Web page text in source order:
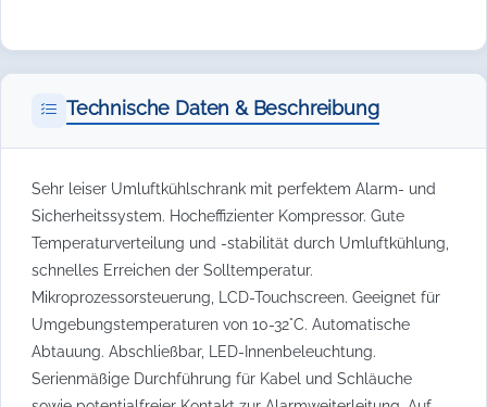
Technische Daten & Beschreibung
Sehr leiser Umluftkühlschrank mit perfektem Alarm- und
Sicherheitssystem. Hocheffizienter Kompressor. Gute
Temperaturverteilung und -stabilität durch Umluftkühlung,
schnelles Erreichen der Solltemperatur.
Mikroprozessorsteuerung, LCD-Touchscreen. Geeignet für
Umgebungstemperaturen von 10-32°C. Automatische
Abtauung. Abschließbar, LED-Innenbeleuchtung.
Serienmäßige Durchführung für Kabel und Schläuche